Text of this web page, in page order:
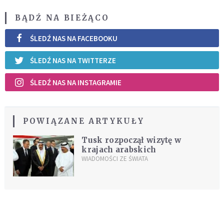
BĄDŹ NA BIEŻĄCO
ŚLEDŹ NAS NA FACEBOOKU
ŚLEDŹ NAS NA TWITTERZE
ŚLEDŹ NAS NA INSTAGRAMIE
POWIĄZANE ARTYKUŁY
Tusk rozpoczął wizytę w
krajach arabskich
WIADOMOŚCI ZE ŚWIATA